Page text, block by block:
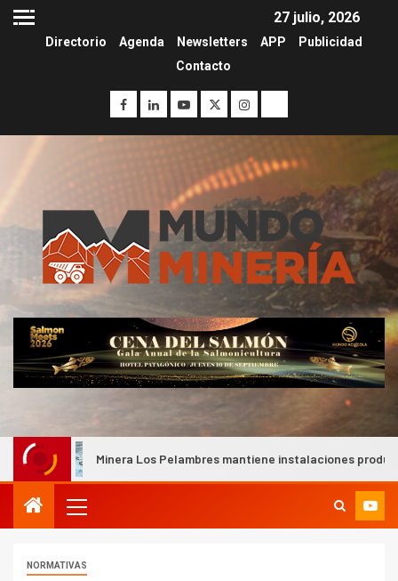
27 julio, 2026
Directorio Agenda Newsletters APP
Publicidad
Contacto
Minera Los Pelambres mantiene instalaciones productivas
NORMATIVAS